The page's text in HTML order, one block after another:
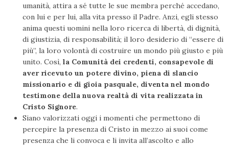
umanità, attira a sé tutte le sue membra perché accedano,
con lui e per lui, alla vita presso il Padre. Anzi, egli stesso
anima questi uomini nella loro ricerca di libertà, di dignità,
di giustizia, di responsabilità; il loro desiderio di “essere di
più”, la loro volontà di costruire un mondo più giusto e più
unito. Così, la Comunità dei credenti, consapevole di
aver ricevuto un potere divino, piena di slancio
missionario e di gioia pasquale, diventa nel mondo
testimone della nuova realtà di vita realizzata in
Cristo Signore.
Siano valorizzati oggi i momenti che permettono di
percepire la presenza di Cristo in mezzo ai suoi come
presenza che li convoca e li invita all’ascolto e allo